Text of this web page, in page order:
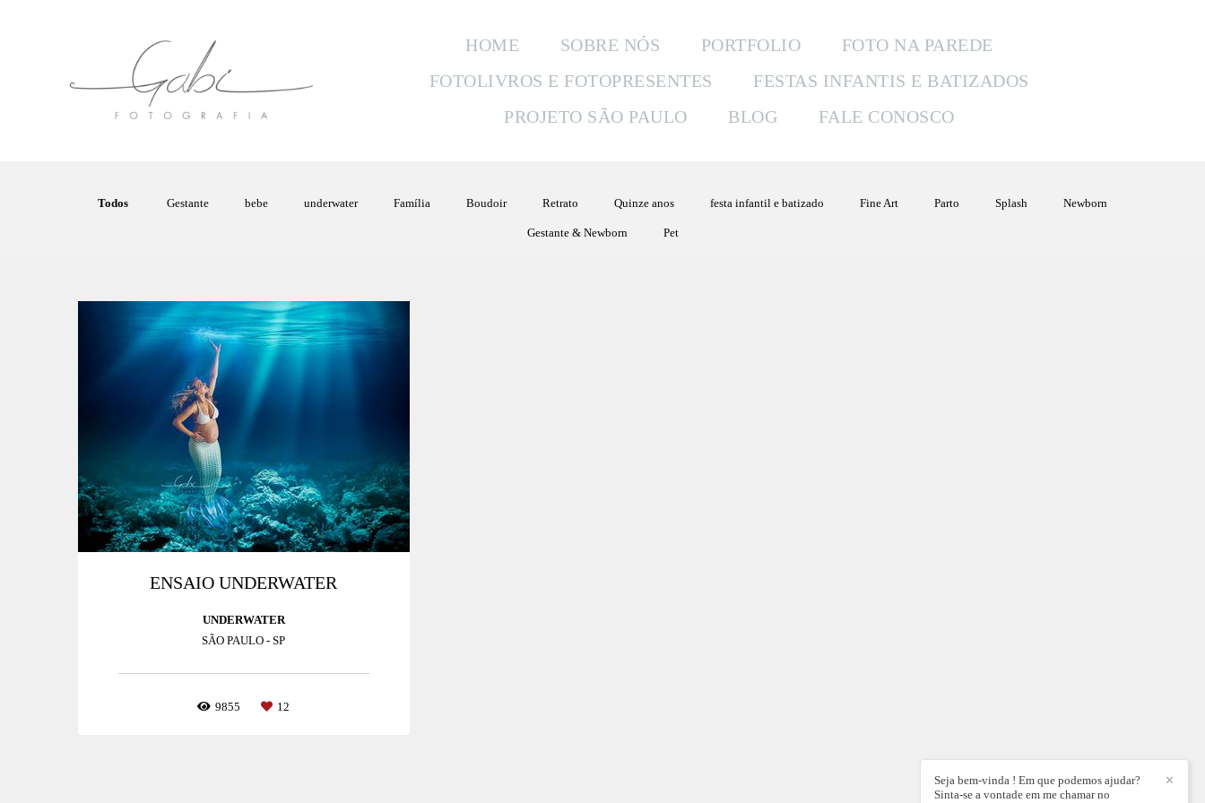
HOME SOBRE NÓS PORTFOLIO
FOTO NA PAREDE
FOTOLIVROS E FOTOPRESENTES
FESTAS INFANTIS E BATIZADOS
PROJETO SÃO PAULO
BLOG FALE CONOSCO
Todos Gestante bebe underwater Família Boudoir Retrato Quinze anos festa infantil e batizado Fine Art Parto Splash Newborn
Gestante & Newborn Pet
ENSAIO UNDERWATER
UNDERWATER
SÃO PAULO - SP
9855 12
✕
Seja bem-vinda ! Em que podemos ajudar?
Sinta-se a vontade em me chamar no